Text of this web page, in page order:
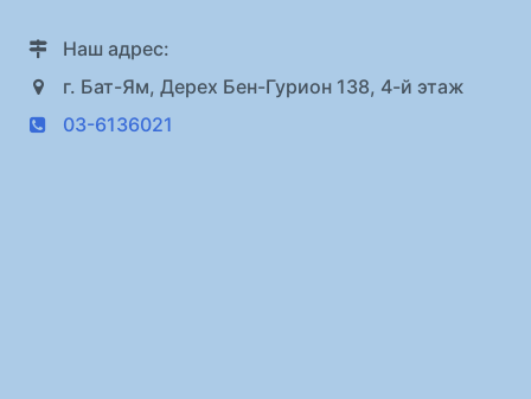
Наш адрес:
г. Бат-Ям, Дерех Бен-Гурион 138, 4-й этаж
03-6136021